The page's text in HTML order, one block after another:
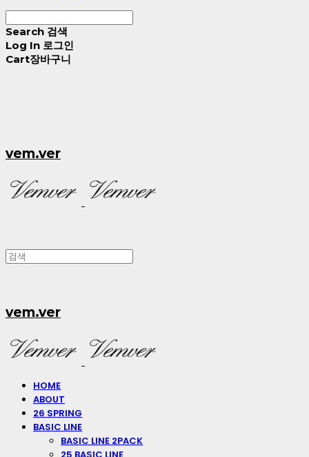
Search 검색
Log In 로그인
Cart장바구니
vem.ver
vem.ver
HOME
ABOUT
26 SPRING
BASIC LINE
BASIC LINE 2PACK
25 BASIC LINE